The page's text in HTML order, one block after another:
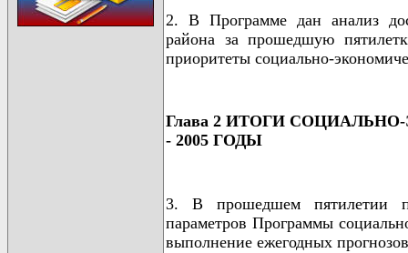
2. В Программе дан анализ
района за прошедшую
приоритеты социально-
Глава 2 ИТОГИ
- 2005 ГОДЫ
3. В прошедшем пятилетии
параметров Программы
выполнение ежегодных